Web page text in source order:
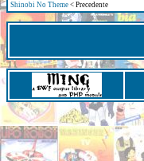
Shinobi No Theme < Precedente